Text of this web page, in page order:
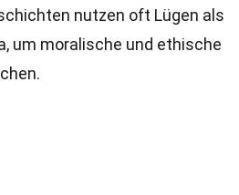
nutzen oft Lügen als
um moralische und ethische